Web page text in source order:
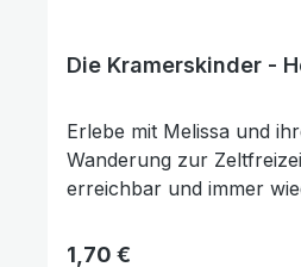
Die Kramerskinder -
Erlebe mit Melissa und
Wanderung zur
erreichbar und immer wieder
unvergesslichen Nacht
Regulärer Preis:
1,70 €